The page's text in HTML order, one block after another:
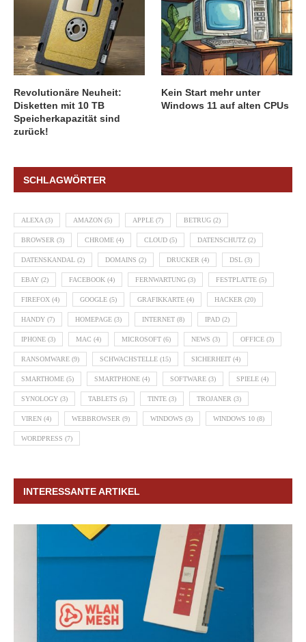
Revolutionäre Neuheit:
Disketten mit 10 TB
Speicherkapazität sind
zurück!
Kein Start mehr unter
Windows 11 auf alten CPUs
SCHLAGWÖRTER
ALEXA (3) AMAZON (5) APPLE (7) BETRUG (2)
BROWSER (3) CHROME (4) CLOUD (5) DATENSCHUTZ (2)
DATENSKANDAL (2) DOMAINS (2) DRUCKER (4) DSL (3)
EBAY (2) FACEBOOK (4) FERNWARTUNG (3) FESTPLATTE (5)
FIREFOX (4) GOOGLE (5) GRAFIKKARTE (4) HACKER (20)
HANDY (7) HOMEPAGE (3) INTERNET (8) IPAD (2)
IPHONE (3) MAC (4) MICROSOFT (6) NEWS (3) OFFICE (3)
RANSOMWARE (9) SCHWACHSTELLE (15) SICHERHEIT (4)
SMARTHOME (5) SMARTPHONE (4) SOFTWARE (3) SPIELE (4)
SYNOLOGY (3) TABLETS (5) TINTE (3) TROJANER (3)
VIREN (4) WEBBROWSER (9) WINDOWS (3) WINDOWS 10 (8)
WORDPRESS (7)
INTERESSANTE ARTIKEL